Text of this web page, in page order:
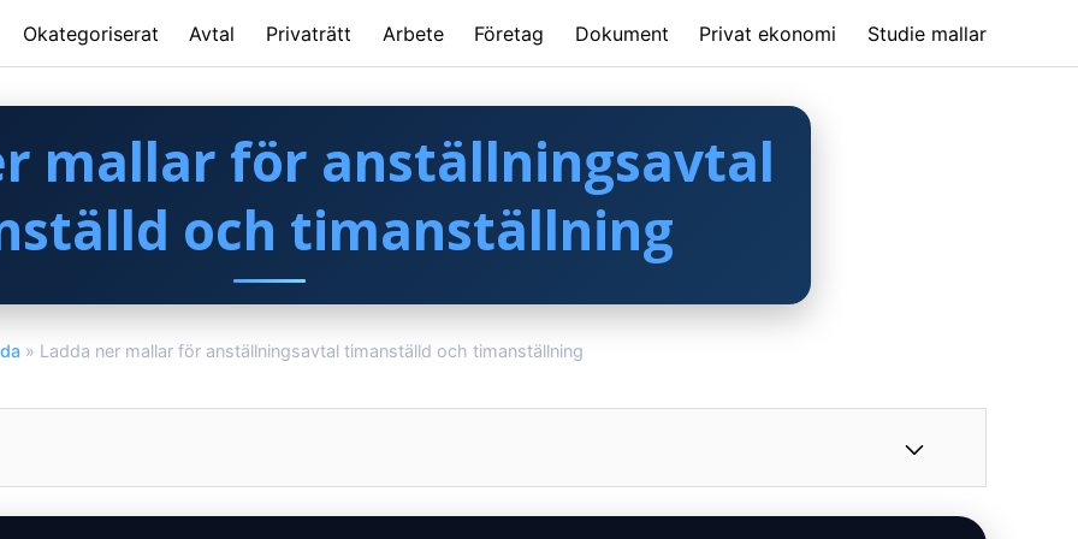
Okategoriserat Avtal Privaträtt Arbete Företag Dokument Privat ekonomi Studie mallar
mallar för anställningsavtal
och timanställning
» Ladda ner mallar för anställningsavtal timanställd och timanställning